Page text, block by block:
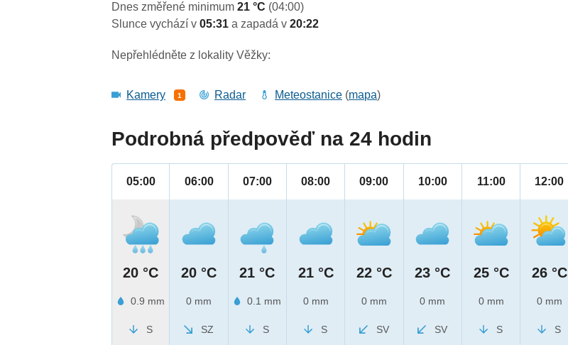
Dnes změřené minimum21 °C (04:00)
Slunce vychází v05:31a zapadá v20:22
Nepřehlédněte z lokality Věžky:
Kamery 1 Radar Meteostanice (mapa)
Podrobná předpověď na 24 hodin
05:00
20 °C
0.9 mm
S
06:00
20 °C
0 mm
SZ
07:00
21 °C
0.1 mm
S
08:00
21 °C
0 mm
S
09:00
22 °C
0 mm
SV
10:00
23 °C
0 mm
SV
11:00
25 °C
0 mm
S
12:00
26 °C
0 mm
S